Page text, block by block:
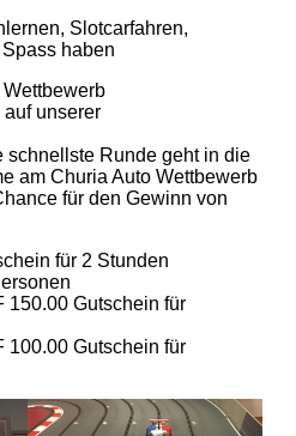
Slotcarfahren,
haben
unserer
schnellste Runde geht in die
am Churia Auto Wettbewerb
für den Gewinn von
für 2 Stunden
150.00 Gutschein für
100.00 Gutschein für